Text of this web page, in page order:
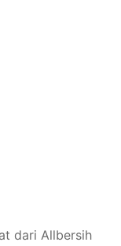
dari Allbersih